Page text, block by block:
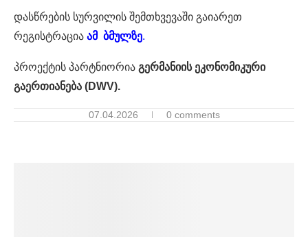
დასწრების სურვილის შემთხვევაში გაიარეთ
რეგისტრაცია ამ ბმულზე.
პროექტის პარტნიორია გერმანიის ეკონომიკური
გაერთიანება (DWV).
07.04.2026 0 comments